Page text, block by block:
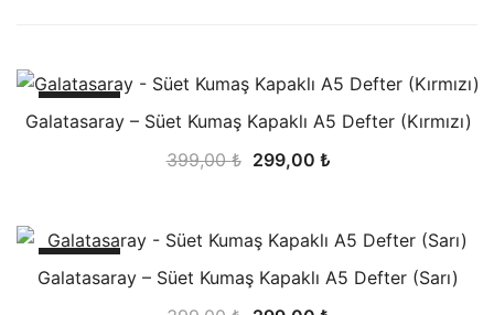
Galatasaray – Süet Kumaş Kapaklı A5 Defter (Kırmızı)
399,00₺ Orijinal
299,00 ₺Şu
299,00 ₺.
Galatasaray – Süet Kumaş Kapaklı A5 Defter (Sarı)